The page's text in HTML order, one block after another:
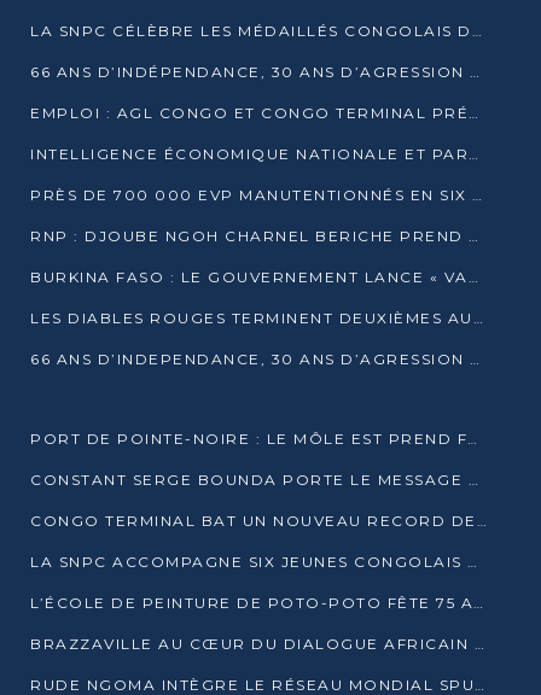
LA SNPC CÉLÈBRE LES MÉDAILLÉS CONGOLAIS DES OLYMPIADES PANAFRICAINES DE MATHÉMATIQUES 2026
66 ANS D’INDÉPENDANCE, 30 ANS D’AGRESSION RWANDAISE : 4 PRÉSIDENCES, UN ÉCHEC COLLECTIF
EMPLOI : AGL CONGO ET CONGO TERMINAL PRÉSÉLECTIONNENT PLUS DE 70 JEUNES À POINTE-NOIRE
INTELLIGENCE ÉCONOMIQUE NATIONALE ET PARTENARIATS INTERNATIONAUX : VERS UNE DOCTRINE SOUVERAINE DE SÉCURITÉ ÉCONOMIQUE
PRÈS DE 700 000 EVP MANUTENTIONNÉS EN SIX MOIS PAR CONGO TERMINAL
RNP : DJOUBE NGOH CHARNEL BERICHE PREND LES RÊNES DU PARTI
BURKINA FASO : LE GOUVERNEMENT LANCE « VACANCES UTILES 2026 » POUR FORMER LES ÉLÈVES À 15 MÉTIERS
LES DIABLES ROUGES TERMINENT DEUXIÈMES AU CHAMPIONNAT D’AFRIQUE ZONE 3
66 ANS D’INDEPENDANCE, 30 ANS D’AGRESSION RWAN DAISE : 4 PRESIDENCES, UN ECHEC COLLECTIF
PORT DE POINTE-NOIRE : LE MÔLE EST PREND FORME ET VISE LES GÉANTS DES MERS
CONSTANT SERGE BOUNDA PORTE LE MESSAGE DE COMPASSION DE DENIS SASSOU NGUESSO EN IRAN
CONGO TERMINAL BAT UN NOUVEAU RECORD DE PRODUCTIVITÉ AU PORT DE POINTE-NOIRE
LA SNPC ACCOMPAGNE SIX JEUNES CONGOLAIS AUX OLYMPIADES PANAFRICAINES DE MATHÉMATIQUES
L’ÉCOLE DE PEINTURE DE POTO-POTO FÊTE 75 ANS AU SERVICE DE L’ART CONGOLAIS
BRAZZAVILLE AU CŒUR DU DIALOGUE AFRICAIN SUR LES OBJECTIFS DE DÉVELOPPEMENT DURABLE
RUDE NGOMA INTÈGRE LE RÉSEAU MONDIAL SPUTNIK PRO APRÈS UNE FORMATION À MOSCOU